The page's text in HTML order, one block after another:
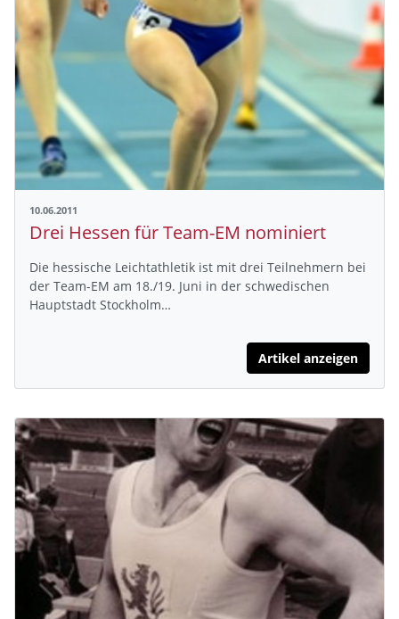
10.06.2011
Drei Hessen für Team-EM nominiert
Die hessische Leichtathletik ist mit drei Teilnehmern bei
der Team-EM am 18./19. Juni in der schwedischen
Hauptstadt Stockholm…
Artikel anzeigen